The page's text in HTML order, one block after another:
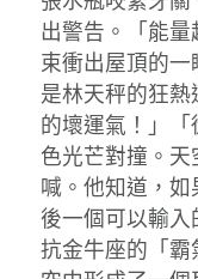
出警告。「能
束衝出屋頂的
是林天秤的狂
的壞運氣！」
色光芒對撞。
喊。他知道，
後一個可以輸
抗金牛座的「